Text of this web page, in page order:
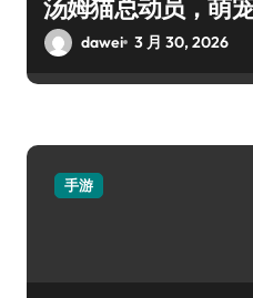
汤姆猫总动员，萌
dawei 3 月 30, 2026
手游